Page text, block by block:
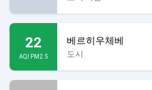
22
AQI PM2.5
베르히우체베
도시